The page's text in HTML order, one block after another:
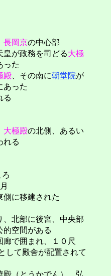
長岡京の中心部
が政務を司どる大極
った
殿 、その南に朝堂院が
あった
る
大極殿の北側、あるい
れる
に移建された
北部に後宮、中央部
的空間がある
で囲まれ、１０尺
して殿舎が配置されて
（とうかでん）、弘